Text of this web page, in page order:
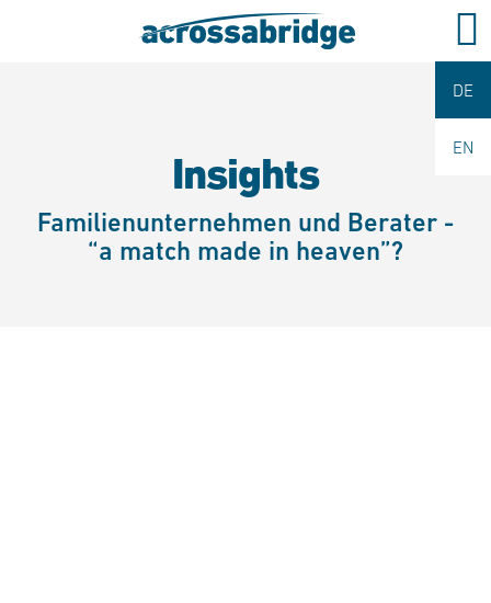
DE
EN
Insights
Familienunternehmen und Berater -
“a match made in heaven”​?